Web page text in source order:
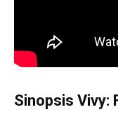
Sinopsis Vivy: